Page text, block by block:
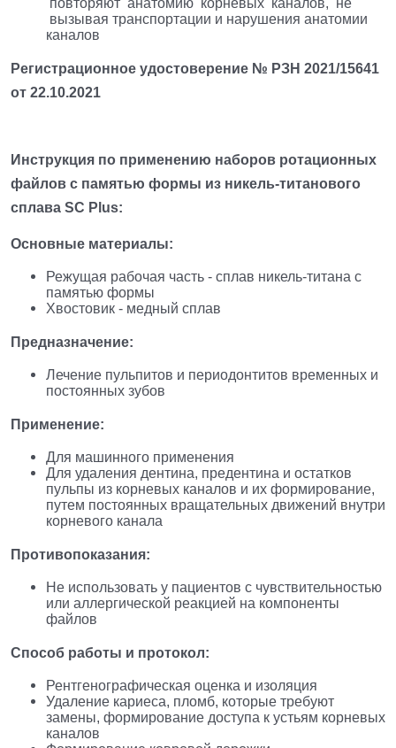
повторяют анатомию корневых каналов, не
вызывая транспортации и нарушения анатомии
каналов
Регистрационное удостоверение № РЗН 2021/15641
от 22.10.2021
Инструкция по применению наборов ротационных
файлов с памятью формы из никель-титанового
сплава SC Plus:
Основные материалы:
Режущая рабочая часть - сплав никель-титана с
памятью формы
Хвостовик - медный сплав
Предназначение:
Лечение пульпитов и периодонтитов временных и
постоянных зубов
Применение:
Для машинного применения
Для удаления дентина, предентина и остатков
пульпы из корневых каналов и их формирование,
путем постоянных вращательных движений внутри
корневого канала
Противопоказания:
Не использовать у пациентов с чувствительностью
или аллергической реакцией на компоненты
файлов
Способ работы и протокол:
Рентгенографическая оценка и изоляция
Удаление кариеса, пломб, которые требуют
замены, формирование доступа к устьям корневых
каналов